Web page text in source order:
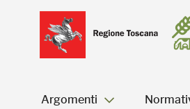
Skip to Main Content
Argomenti